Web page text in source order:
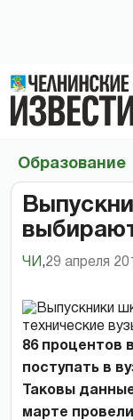
Образование
ЧИ ,29 апреля
86 процентов
поступать в
Таковы
марте